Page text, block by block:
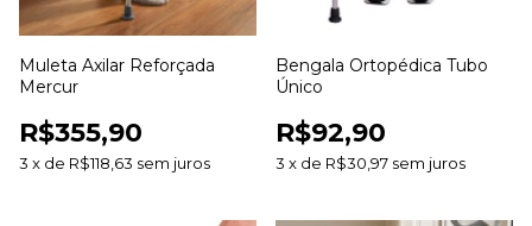
Muleta Axilar Reforçada
Mercur
R$355,90
3 x de R$118,63 sem juros
Bengala Ortopédica Tubo
Único
R$92,90
3 x de R$30,97 sem juros